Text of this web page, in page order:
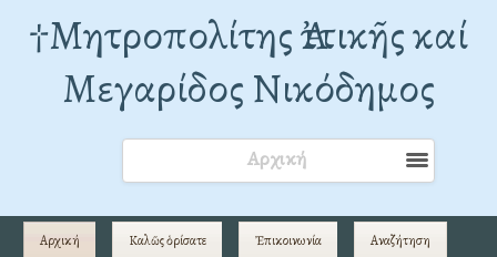
†Mητροπολίτης Ἀττικῆς καί
Μεγαρίδος Νικόδημος
Αρχική
Αρχική Καλῶς ὁρίσατε Ἐπικοινωνία Αναζήτηση